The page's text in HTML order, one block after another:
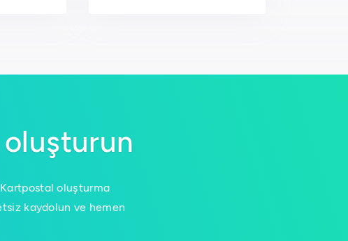
oluşturun
Kartpostal oluşturma
kaydolun ve hemen